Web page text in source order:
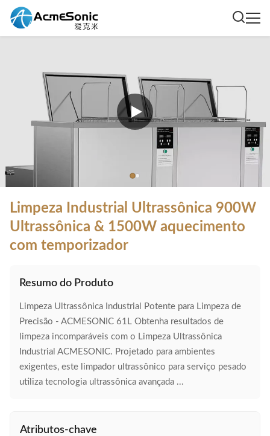
Limpeza Industrial Ultrassônica 900W
Ultrassônica & 1500W aquecimento
com temporizador
Resumo do Produto
Limpeza Ultrassônica Industrial Potente para Limpeza de
Precisão - ACMESONIC 61L Obtenha resultados de
limpeza incomparáveis com o Limpeza Ultrassônica
Industrial ACMESONIC. Projetado para ambientes
exigentes, este limpador ultrassônico para serviço pesado
utiliza tecnologia ultrassônica avançada ...
Atributos-chave